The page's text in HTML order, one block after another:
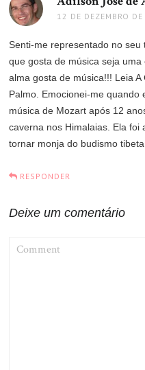
12 DE DEZEMBRO
Senti-me representado no
que gosta de música seja
alma gosta de música!!! Leia
Palmo. Emocionei-me quando
música de Mozart após 12
caverna nos Himalaias. Ela
tornar monja do budismo
RESPONDER
Deixe um comentário